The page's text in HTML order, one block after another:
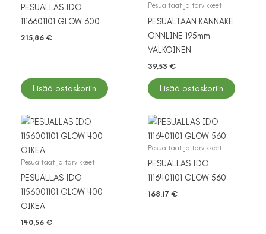
PESUALLAS IDO
1116601101 GLOW 600
215,86 €
Lisää ostoskoriin
Pesualtaat ja tarvikkeet
PESUALTAAN KANNAKE
ONNLINE 195mm
VALKOINEN
39,53 €
Lisää ostoskoriin
Pesualtaat ja tarvikkeet
PESUALLAS IDO
1156001101 GLOW 400
OIKEA
140,56 €
Pesualtaat ja tarvikkeet
PESUALLAS IDO
1116401101 GLOW 560
168,17 €